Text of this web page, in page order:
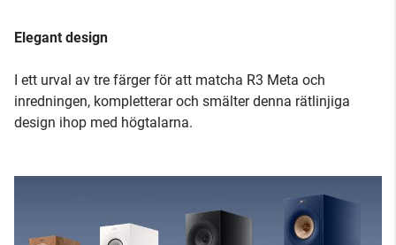
Elegant design
I ett urval av tre färger för att matcha R3 Meta och
inredningen, kompletterar och smälter denna rätlinjiga
design ihop med högtalarna.